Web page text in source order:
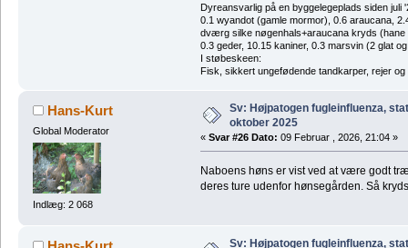
Dyreansvarlig på en byggelegeplads siden juli
0.1 wyandot (gamle mormor), 0.6 araucana,
dværg silke nøgenhals+araucana kryds
0.3 geder, 10.15 kaniner, 0.3 marsvin (2 glat
I støbeskeen:
Fisk, sikkert ungefødende tandkarper, rejer
Hans-Kurt
Global Moderator
Indlæg: 2 068
Sv: Højpatogen fugleinfluenza,
oktober 2025
« Svar #26 Dato: 09 Februar , 2026, 21:04 »
Naboens høns er vist ved at være godt
deres ture udenfor hønsegården. Så
Sv: Højpatogen fugleinfluenza,